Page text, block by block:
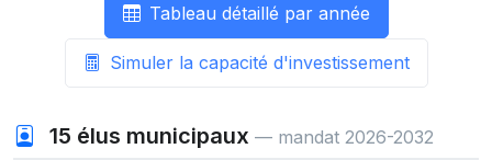
Tableau détaillé par année
Simuler la capacité d'investissement
15 élus municipaux — mandat 2026-2032